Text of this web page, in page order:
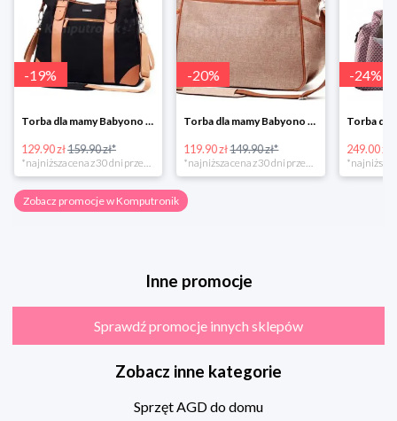
-19%
Torba dla mamy Babyono 1505/01 Comfort Icoinic 5/5
129.90 zł159.90 zł*
-20%
Torba dla mamy Babyono 1507/01 Comfort Chic w super cenie
119.90 zł149.90 zł*
-24%
249.00 zł
Zobacz promocje w Komputronik
Inne promocje
Sprawdź promocje innych sklepów
Zobacz inne kategorie
Sprzęt AGD do domu